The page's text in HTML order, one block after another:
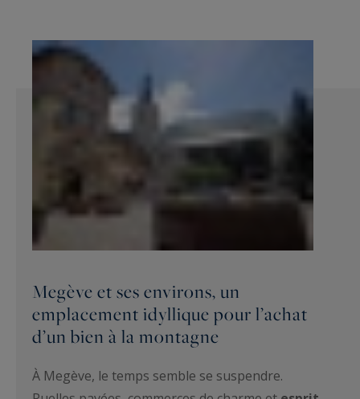
Megève et ses environs, un
emplacement idyllique pour l’achat
d’un bien à la montagne
À Megève, le temps semble se suspendre.